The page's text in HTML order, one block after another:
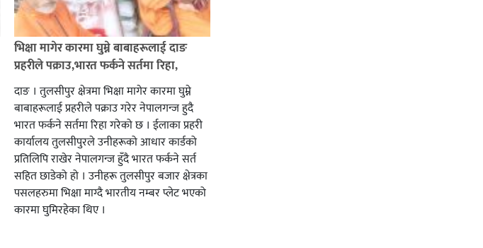
भिक्षा मागेर कारमा घुम्ने बाबाहरूलाई दाङ
प्रहरीले पक्राउ,भारत फर्कने सर्तमा रिहा,
दाङ । तुलसीपुर क्षेत्रमा भिक्षा मागेर कारमा घुम्ने
बाबाहरूलाई प्रहरीले पक्राउ गरेर नेपालगन्ज हुदै
भारत फर्कने सर्तमा रिहा गरेको छ । ईलाका प्रहरी
कार्यालय तुलसीपुरले उनीहरूको आधार कार्डको
प्रतिलिपि राखेर नेपालगन्ज हुँदै भारत फर्कने सर्त
सहित छाडेको हो । उनीहरू तुलसीपुर बजार क्षेत्रका
पसलहरुमा भिक्षा माग्दै भारतीय नम्बर प्लेट भएको
कारमा घुमिरहेका थिए ।